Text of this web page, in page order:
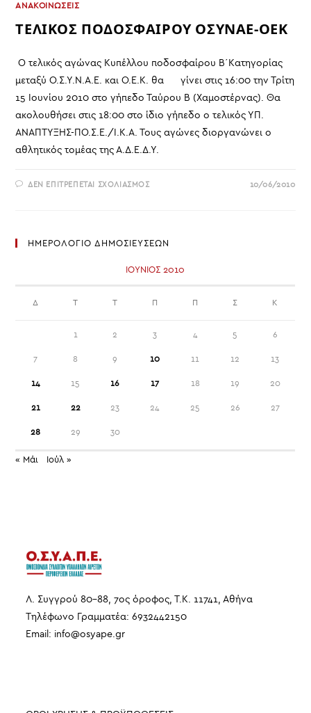
ΑΝΑΚΟΙΝΩΣΕΙΣ
ΤΕΛΙΚΟΣ ΠΟΔΟΣΦΑΙΡΟΥ ΟΣΥΝΑΕ-ΟΕΚ
Ο τελικός αγώνας Κυπέλλου ποδοσφαίρου Β΄Κατηγορίας
μεταξύ Ο.Σ.Υ.Ν.Α.Ε. και Ο.Ε.Κ. θα γίνει στις 16:00 την Τρίτη
15 Ιουνίου 2010 στο γήπεδο Ταύρου Β (Χαμοστέρνας). Θα
ακολουθήσει στις 18:00 στο ίδιο γήπεδο ο τελικός ΥΠ.
ΑΝΑΠΤΥΞΗΣ-ΠΟ.Σ.Ε./Ι.Κ.Α. Τους αγώνες διοργανώνει ο
αθλητικός τομέας της Α.Δ.Ε.Δ.Υ.
ΔΕΝ ΕΠΙΤΡΈΠΕΤΑΙ ΣΧΟΛΙΑΣΜΌΣΣΤΟ 10/06/2010
ΗΜΕΡΟΛΟΓΙΟ ΔΗΜΟΣΙΕΥΣΕΩΝ
ΙΟΎΝΙΟΣ 2010
Δ Τ Τ Π Π Σ Κ
1 2 3 4 5 6
7 8 9 10 11 12 13
14 15 16 17 18 19 20
21 22 23 24 25 26 27
28 29 30
« Μάι Ιούλ »
Λ. Συγγρού 80-88, 7ος όροφος, Τ.Κ. 11741, Αθήνα
Τηλέφωνο Γραμματέα: 6932442150
Email: info@osyape.gr